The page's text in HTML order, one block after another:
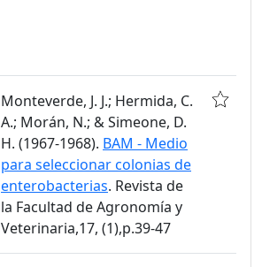
Monteverde, J. J.; Hermida, C.
A.; Morán, N.; & Simeone, D.
H. (1967-1968). BAM - Medio
para seleccionar colonias de
enterobacterias. Revista de
la Facultad de Agronomía y
Veterinaria,17, (1),p.39-47